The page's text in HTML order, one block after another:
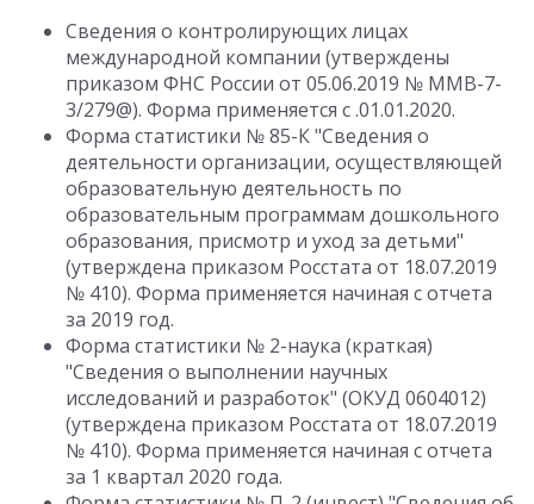
Сведения о контролирующих лицах
международной компании (утверждены
приказом ФНС России от 05.06.2019 № ММВ-7-
3/279@). Форма применяется с .01.01.2020.
Форма статистики № 85-К "Сведения о
деятельности организации, осуществляющей
образовательную деятельность по
образовательным программам дошкольного
образования, присмотр и уход за детьми"
(утверждена приказом Росстата от 18.07.2019
№ 410). Форма применяется начиная с отчета
за 2019 год.
Форма статистики № 2-наука (краткая)
"Сведения о выполнении научных
исследований и разработок" (ОКУД 0604012)
(утверждена приказом Росстата от 18.07.2019
№ 410). Форма применяется начиная с отчета
за 1 квартал 2020 года.